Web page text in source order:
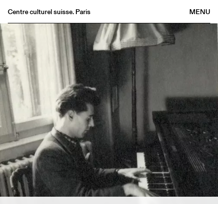
MENU
Centre culturel suisse. Paris
Librairie
Buvette
Archives
Médiathèque
Éditions
Informations
FR/EN